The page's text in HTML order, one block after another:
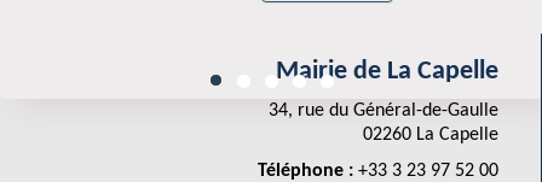
Mairie de La Capelle
34, rue du Général-de-Gaulle
02260 La Capelle
Téléphone : +33 3 23 97 52 00